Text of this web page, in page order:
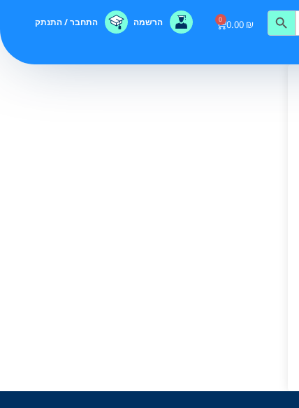
0.00 ₪
0 הרשמה התחבר / התנתק